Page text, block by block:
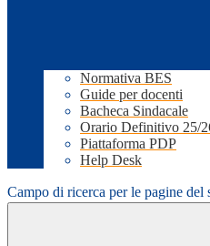
Normativa BES
Guide per docenti
Bacheca Sindacale
Orario Definitivo 25/
Piattaforma PDP
Help Desk
Campo di ricerca per le pagine del